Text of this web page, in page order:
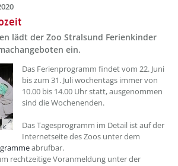
lädt der Zoo Stralsund Ferienkinder
ein.
Das Ferienprogramm findet vom 22. Juni
bis zum 31. Juli wochentags immer von
10.00 bis 14.00 Uhr statt, ausgenommen
sind die Wochenenden.
Das Tagesprogramm im Detail ist auf der
Internetseite des Zoos unter dem
abrufbar.
rechtzeitige Voranmeldung unter der